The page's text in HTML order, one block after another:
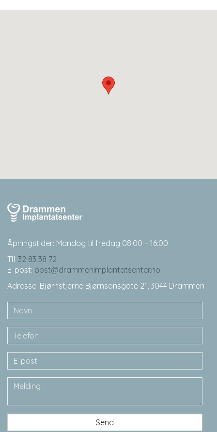
Åpningstider: Mandag til fredag 08:00 – 16:00
Tlf 32 83 38 72
E-post: post@drammenimplantatsenter.no
Adresse: Bjørnstjerne Bjørnsonsgate 21, 3044 Drammen
Navn
Telefon
E-
post
Melding